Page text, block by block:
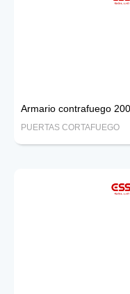
Armario contrafuego
PUERTAS CORTAFUEGO